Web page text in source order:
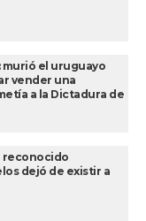
murió el uruguayo
vender una
a la Dictadura de
reconocido
dejó de existir a